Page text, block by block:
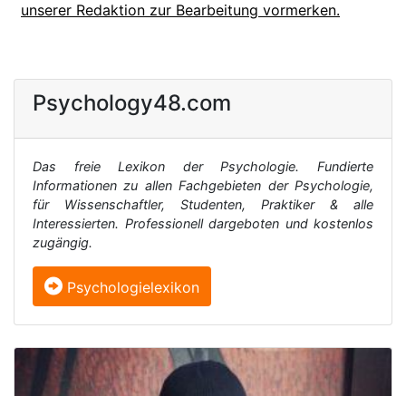
unserer Redaktion zur Bearbeitung vormerken.
Psychology48.com
Das freie Lexikon der Psychologie. Fundierte
Informationen zu allen Fachgebieten der Psychologie,
für Wissenschaftler, Studenten, Praktiker & alle
Interessierten. Professionell dargeboten und kostenlos
zugängig.
Psychologielexikon